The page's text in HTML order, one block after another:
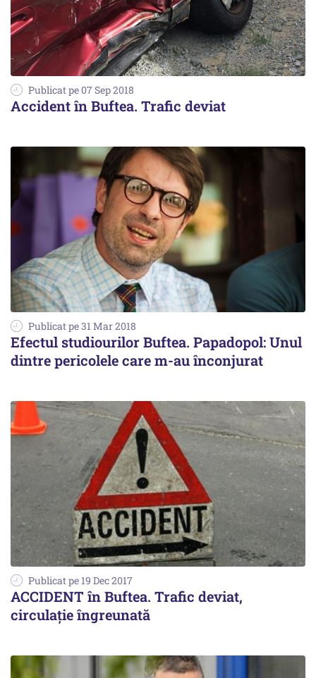
Publicat pe 07 Sep 2018
Accident în Buftea. Trafic deviat
Publicat pe 31 Mar 2018
Efectul studiourilor Buftea. Papadopol: Unul
dintre pericolele care m-au înconjurat
Publicat pe 19 Dec 2017
ACCIDENT în Buftea. Trafic deviat,
circulație îngreunată